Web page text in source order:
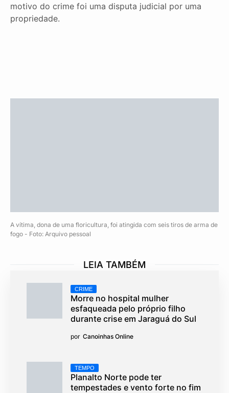
motivo do crime foi uma disputa judicial por uma
propriedade.
A vítima, dona de uma floricultura, foi atingida com seis tiros de arma de
fogo - Foto: Arquivo pessoal
LEIA TAMBÉM
CRIME
Morre no hospital mulher
esfaqueada pelo próprio filho
durante crise em Jaraguá do Sul
por Canoinhas Online
TEMPO
Planalto Norte pode ter
tempestades e vento forte no fim